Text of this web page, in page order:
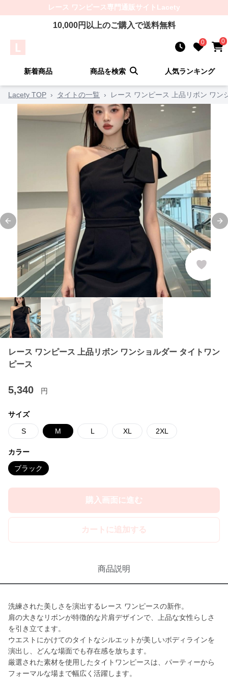
レース ワンピース専門通販サイト Lacety
10,000円以上のご購入で送料無料
0 0
新着商品 商品を検索 人気ランキング
Lacety TOP › タイトの一覧 › レース ワンピース 上品リボン ワン
Previous slide
レース ワンピース 上品リボン ワンショルダー タイトワン
ピース
5,340 円
サイズ
S M L XL 2XL
カラー
ブラック
購入画面に進む
カートに追加する
商品説明
洗練された美しさを演出するレース ワンピースの新作。
肩の大きなリボンが特徴的な片肩デザインで、上品な女性らしさ
を引き立てます。
ウエストにかけてのタイトなシルエットが美しいボディラインを
演出し、どんな場面でも存在感を放ちます。
厳選された素材を使用したタイトワンピースは、パーティーから
フォーマルな場まで幅広く活躍します。